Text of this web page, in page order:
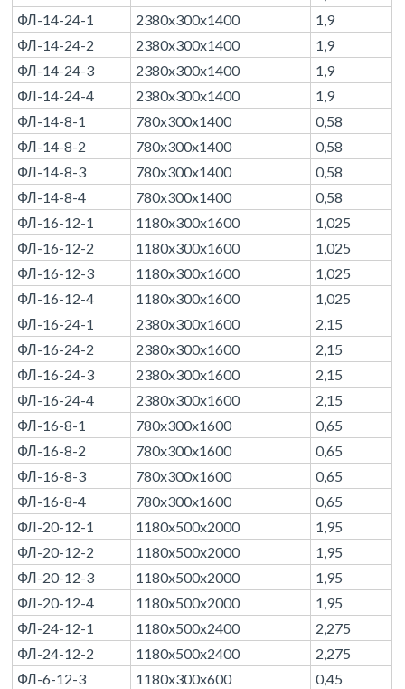
ФЛ-14-24-1
2380x300x1400
1,9
ФЛ-14-24-2
2380x300x1400
1,9
ФЛ-14-24-3
2380x300x1400
1,9
ФЛ-14-24-4
2380x300x1400
1,9
ФЛ-14-8-1
780x300x1400
0,58
ФЛ-14-8-2
780x300x1400
0,58
ФЛ-14-8-3
780x300x1400
0,58
ФЛ-14-8-4
780x300x1400
0,58
ФЛ-16-12-1
1180x300x1600
1,025
ФЛ-16-12-2
1180x300x1600
1,025
ФЛ-16-12-3
1180x300x1600
1,025
ФЛ-16-12-4
1180x300x1600
1,025
ФЛ-16-24-1
2380x300x1600
2,15
ФЛ-16-24-2
2380x300x1600
2,15
ФЛ-16-24-3
2380x300x1600
2,15
ФЛ-16-24-4
2380x300x1600
2,15
ФЛ-16-8-1
780x300x1600
0,65
ФЛ-16-8-2
780x300x1600
0,65
ФЛ-16-8-3
780x300x1600
0,65
ФЛ-16-8-4
780x300x1600
0,65
ФЛ-20-12-1
1180x500x2000
1,95
ФЛ-20-12-2
1180x500x2000
1,95
ФЛ-20-12-3
1180x500x2000
1,95
ФЛ-20-12-4
1180x500x2000
1,95
ФЛ-24-12-1
1180x500x2400
2,275
ФЛ-24-12-2
1180x500x2400
2,275
ФЛ-6-12-3
1180x300x600
0,45